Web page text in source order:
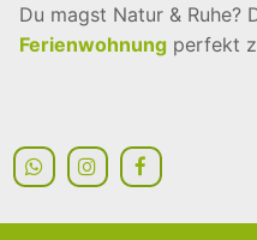
Du magst Natur & Ruhe?
Ferienwohnung perfekt